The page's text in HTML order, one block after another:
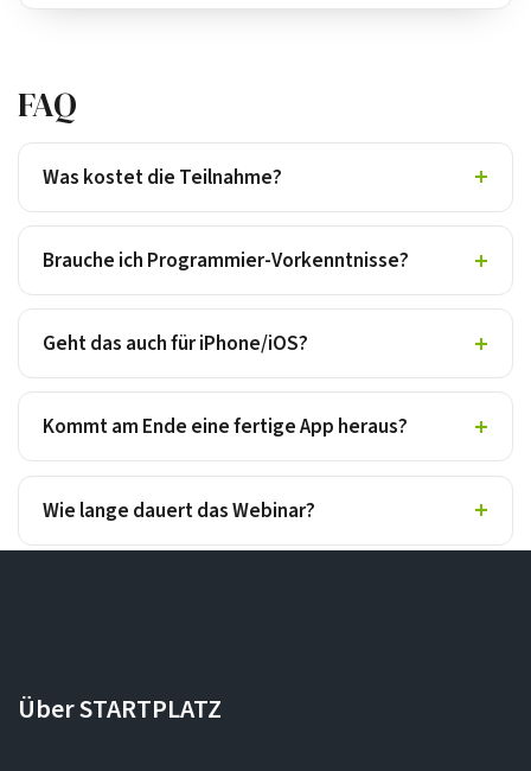
FAQ
Was kostet die Teilnahme?
Brauche ich Programmier-Vorkenntnisse?
Geht das auch für iPhone/iOS?
Kommt am Ende eine fertige App heraus?
Wie lange dauert das Webinar?
Über STARTPLATZ